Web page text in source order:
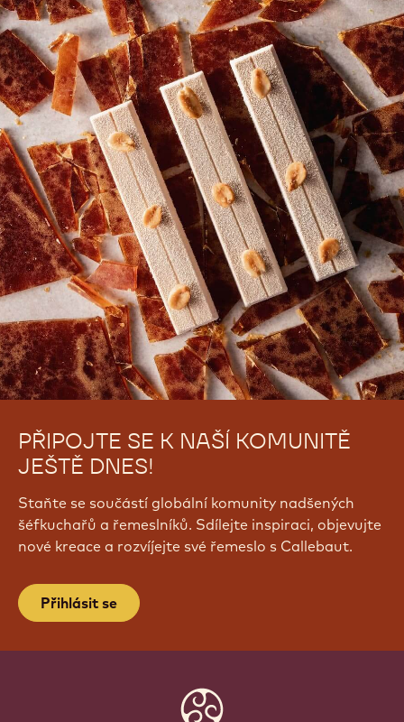
PŘIPOJTE SE K NAŠÍ KOMUNITĚ
JEŠTĚ DNES!
Staňte se součástí globální komunity nadšených
šéfkuchařů a řemeslníků. Sdílejte inspiraci, objevujte
nové kreace a rozvíjejte své řemeslo s Callebaut.
Přihlásit se